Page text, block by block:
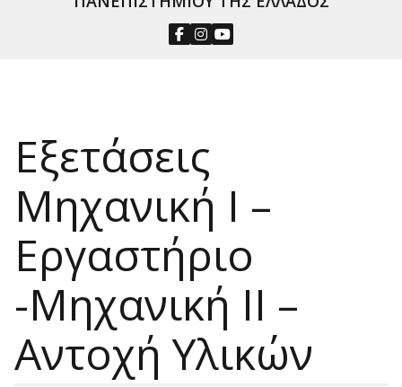
Εξετάσεις
Μηχανική Ι –
Εργαστήριο
-Μηχανική ΙΙ –
Αντοχή Υλικών